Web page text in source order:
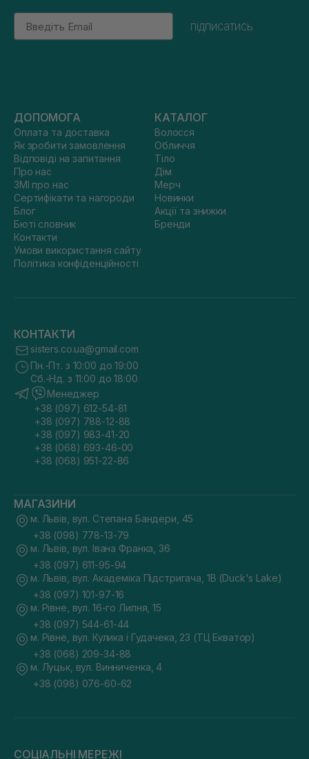
Email
підписатись
ДОПОМОГА
Оплата та доставка
Як зробити замовлення
Відповіді на запитання
Про нас
ЗМІ про нас
Сертифікати та нагороди
Блог
Бюті словник
Контакти
Умови використання сайту
Політика конфіденційності
КАТАЛОГ
Волосся
Обличчя
Тіло
Дім
Мерч
Новинки
Акції та знижки
Бренди
КОНТАКТИ
sisters.co.ua@gmail.com
Пн.-Пт. з 10:00 до 19:00
Сб.-Нд. з 11:00 до 18:00
Менеджер
+38 (097) 612-54-81
+38 (097) 788-12-88
+38 (097) 983-41-20
+38 (068) 693-46-00
+38 (068) 951-22-86
МАГАЗИНИ
м. Львів, вул. Степана Бандери, 45
+38 (098) 778-13-79
м. Львів, вул. Івана Франка, 36
+38 (097) 611-95-94
м. Львів, вул. Академіка Підстригача, 1В (Duck's Lake)
+38 (097) 101-97-16
м. Рівне, вул. 16-го Липня, 15
+38 (097) 544-61-44
м. Рівне, вул. Кулика і Гудачека, 23 (ТЦ Екватор)
+38 (068) 209-34-88
м. Луцьк, вул. Винниченка, 4
+38 (098) 076-60-62
СОЦІАЛЬНІ МЕРЕЖІ